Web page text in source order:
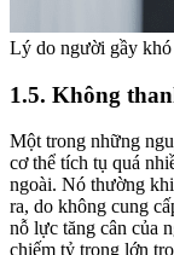
Lý do người gầy
1.5. Không
Một trong những
cơ thể tích tụ quá
ngoài. Nó thường
ra, do không cung
nỗ lực tăng cân của
chiếm tỷ trọng lớn